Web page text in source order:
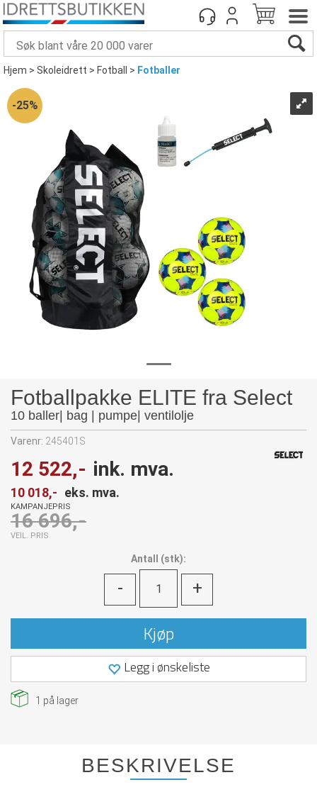
Hjem>Skoleidrett>Fotball > Fotballer
25%
Fotballpakke ELITE fra Select
10 baller| bag | pumpe| ventilolje
Varenr: 245401S
12 522,- ink. mva.
10 018,- eks. mva.
KAMPANJEPRIS
16 696,-
VEIL. PRIS
Antall (stk):
- +
Kjøp
Legg i ønskeliste
1 på lager
BESKRIVELSE